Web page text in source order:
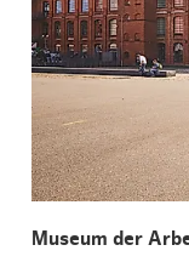
Museum der